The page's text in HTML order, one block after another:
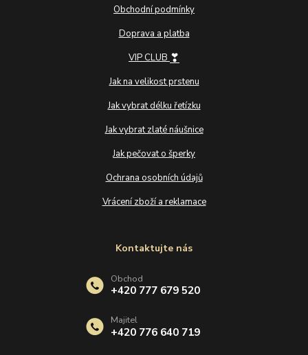
Obchodní podmínky
Doprava a platba
VIP CLUB ❣
Jak na velikost prstenu
Jak vybrat délku řetízku
Jak vybrat zlaté náušnice
Jak pečovat o šperky
Ochrana osobních údajů
Vrácení zboží a reklamace
Kontaktujte nás
Obchod
+420 777 679 520
Majitel
+420 776 640 719